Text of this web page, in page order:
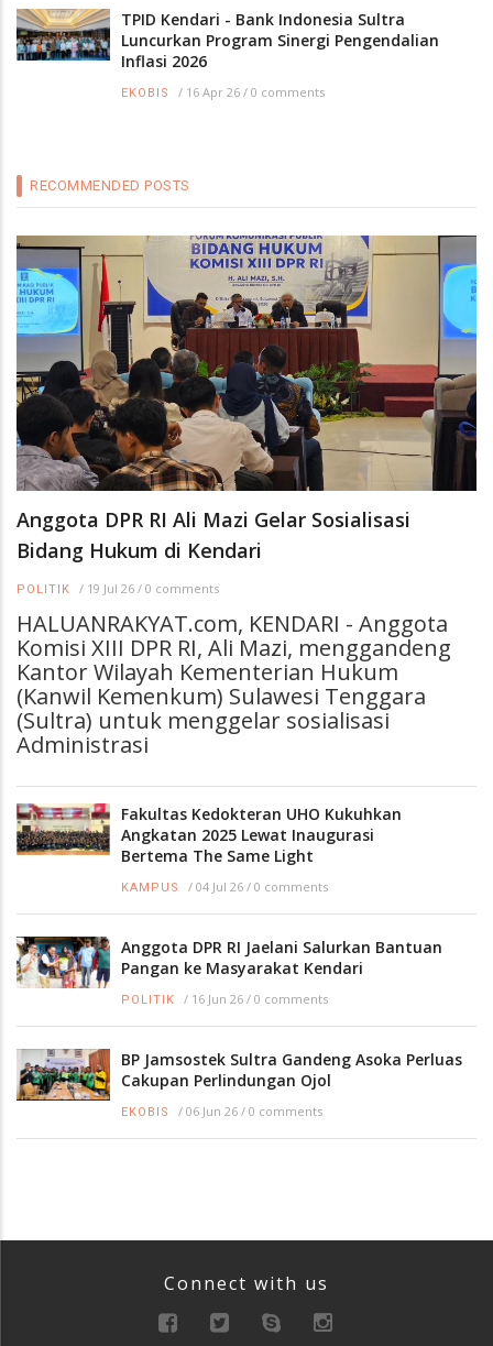
TPID Kendari - Bank Indonesia Sultra
Luncurkan Program Sinergi Pengendalian
Inflasi 2026
EKOBIS / 16 Apr 26 / 0 comments
RECOMMENDED POSTS
Anggota DPR RI Ali Mazi Gelar Sosialisasi
Bidang Hukum di Kendari
POLITIK / 19 Jul 26 / 0 comments
HALUANRAKYAT.com, KENDARI - Anggota
Komisi XIII DPR RI, Ali Mazi, menggandeng
Kantor Wilayah Kementerian Hukum
(Kanwil Kemenkum) Sulawesi Tenggara
(Sultra) untuk menggelar sosialisasi
Administrasi
Fakultas Kedokteran UHO Kukuhkan
Angkatan 2025 Lewat Inaugurasi
Bertema The Same Light
KAMPUS / 04 Jul 26 / 0 comments
Anggota DPR RI Jaelani Salurkan Bantuan
Pangan ke Masyarakat Kendari
POLITIK / 16 Jun 26 / 0 comments
BP Jamsostek Sultra Gandeng Asoka Perluas
Cakupan Perlindungan Ojol
EKOBIS / 06 Jun 26 / 0 comments
Connect with us